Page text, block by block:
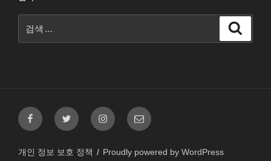
색:
페
이
트
위
인
스
이
메
개인 정보 보호 정책 Proudly powered by WordPress